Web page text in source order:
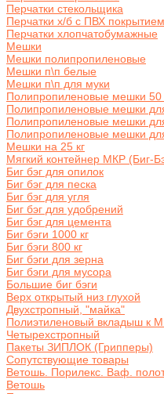
Перчатки стекольщика
Перчатки х/б с ПВХ покрытием
Перчатки хлопчатобумажные
Мешки
Мешки полипропиленовые
Мешки п\п белые
Мешки п\п для муки
Полипропиленовые мешки 50
Полипропиленовые мешки
Полипропиленовые мешки
Полипропиленовые мешки
Мешки на 25 кг
Мягкий контейнер МКР (Биг-
Биг бэг для опилок
Биг бэг для песка
Биг бэг для угля
Биг бэг для удобрений
Биг бэг для цемента
Биг бэги 1000 кг
Биг бэги 800 кг
Биг бэги для зерна
Биг бэги для мусора
Большие биг бэги
Верх открытый низ глухой
Двухстропный, "майка"
Полиэтиленовый вкладыш к
Четырехстропный
Пакеты ЗИПЛОК (Грипперы)
Сопутствующие товары
Ветошь. Порилекс. Ваф.
Ветошь